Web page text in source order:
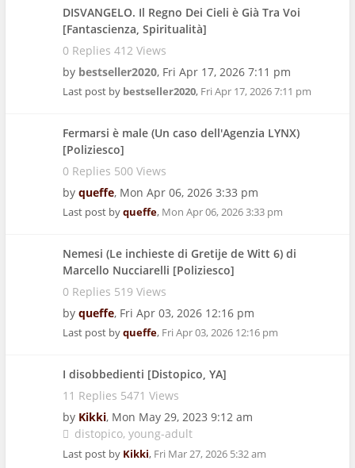
DISVANGELO. Il Regno Dei Cieli è Già Tra Voi
[Fantascienza, Spiritualità]
0 Replies 412 Views
by bestseller2020, Fri Apr 17, 2026 7:11 pm
Last post by bestseller2020, Fri Apr 17, 2026 7:11 pm
Fermarsi è male (Un caso dell'Agenzia LYNX)
[Poliziesco]
0 Replies 500 Views
by queffe, Mon Apr 06, 2026 3:33 pm
Last post byqueffe, Mon Apr 06, 2026 3:33 pm
Nemesi (Le inchieste di Gretije de Witt 6) di
Marcello Nucciarelli [Poliziesco]
0 Replies 519 Views
by queffe, Fri Apr 03, 2026 12:16 pm
Last post byqueffe, Fri Apr 03, 2026 12:16 pm
I disobbedienti [Distopico, YA]
11 Replies 5471 Views
by Kikki, Mon May 29, 2023 9:12 am
distopico young-adult
Last post by Kikki, Fri Mar 27, 2026 5:32 am